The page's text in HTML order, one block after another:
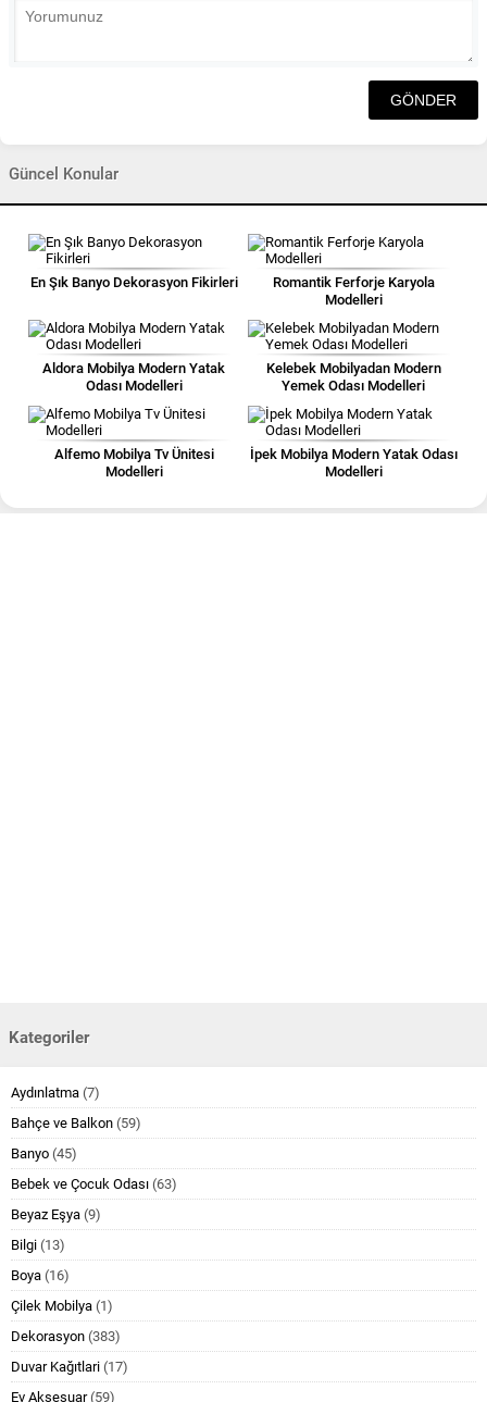
Güncel Konular
En Şık Banyo Dekorasyon Fikirleri
Romantik Ferforje Karyola
Modelleri
Aldora Mobilya Modern Yatak
Odası Modelleri
Kelebek Mobilyadan Modern
Yemek Odası Modelleri
Alfemo Mobilya Tv Ünitesi
Modelleri
İpek Mobilya Modern Yatak Odası
Modelleri
Kategoriler
Aydınlatma (7)
Bahçe ve Balkon (59)
Banyo (45)
Bebek ve Çocuk Odası (63)
Beyaz Eşya (9)
Bilgi (13)
Boya (16)
Çilek Mobilya (1)
Dekorasyon (383)
Duvar Kağıtlari (17)
Ev Aksesuar(59)